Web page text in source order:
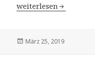
44. Stramilano
weiterlesen
Veröffentlicht
März 25, 2019